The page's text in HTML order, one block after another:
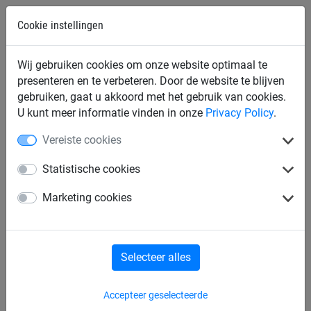
Cookie instellingen
Wij gebruiken cookies om onze website optimaal te
presenteren en te verbeteren. Door de website te blijven
gebruiken, gaat u akkoord met het gebruik van cookies.
U kunt meer informatie vinden in onze Privacy Policy.
Vereiste cookies
Statistische cookies
Marketing cookies
Accepteer geselecteerde
Selecteer alles
Prijstoeslag voor netten onder
de 50m²
Netten kleiner dan 5 m²: 200 %
Netten kleiner dan 50 m²: 10 %
De toeslag is van toepassing op elk afzonderlijk net.